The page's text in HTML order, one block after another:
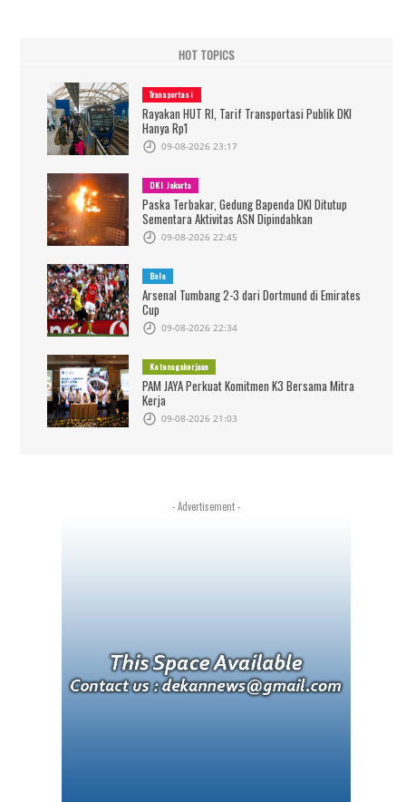
HOT TOPICS
Transportasi
Rayakan HUT RI, Tarif Transportasi Publik DKI
Hanya Rp1
09-08-2026 23:17
DKI Jakarta
Paska Terbakar, Gedung Bapenda DKI Ditutup
Sementara Aktivitas ASN Dipindahkan
09-08-2026 22:45
Bola
Arsenal Tumbang 2-3 dari Dortmund di Emirates
Cup
09-08-2026 22:34
Ketenagakerjaan
PAM JAYA Perkuat Komitmen K3 Bersama Mitra
Kerja
09-08-2026 21:03
- Advertisement -